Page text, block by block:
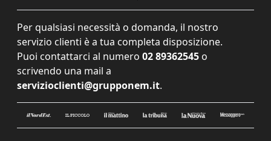
Per qualsiasi necessità o domanda, il nostro
servizio clienti è a tua completa disposizione.
Puoi contattarci al numero 02 89362545 o
scrivendo una mail a
servizioclienti@grupponem.it.